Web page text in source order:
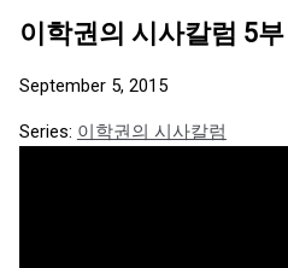
이학권의 시사칼럼 5
September 5, 2015
Series: 이학권의 시사칼럼